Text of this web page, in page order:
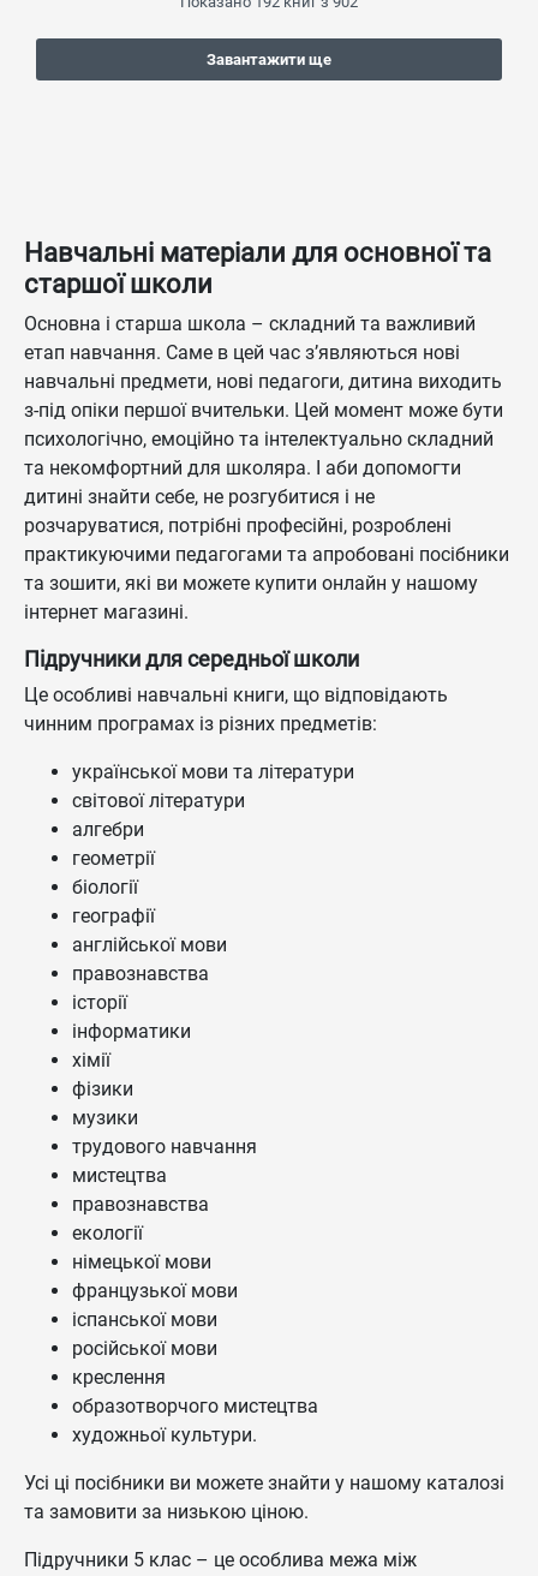
Завантажити ще
Навчальні матеріали для основної та
старшої школи
Основна і старша школа – складний та важливий
етап навчання. Саме в цей час з’являються нові
навчальні предмети, нові педагоги, дитина виходить
з-під опіки першої вчительки. Цей момент може бути
психологічно, емоційно та інтелектуально складний
та некомфортний для школяра. І аби допомогти
дитині знайти себе, не розгубитися і не
розчаруватися, потрібні професійні, розроблені
практикуючими педагогами та апробовані посібники
та зошити, які ви можете купити онлайн у нашому
інтернет магазині.
Підручники для середньої школи
Це особливі навчальні книги, що відповідають
чинним програмах із різних предметів:
української мови та літератури
світової літератури
алгебри
геометрії
біології
географії
англійської мови
правознавства
історії
інформатики
хімії
фізики
музики
трудового навчання
мистецтва
правознавства
екології
німецької мови
французької мови
іспанської мови
російської мови
креслення
образотворчого мистецтва
художньої культури.
Усі ці посібники ви можете знайти у нашому каталозі
та замовити за низькою ціною.
Підручники 5 клас – це особлива межа між